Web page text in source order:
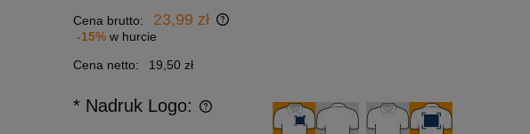
Cena brutto: 23,99 zł
-15%w hurcie
Cena netto:
19,50 zł
* Nadruk Logo: